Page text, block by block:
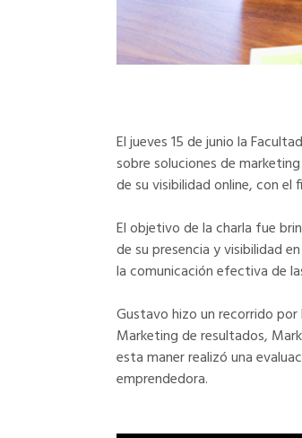
El jueves 15 de junio la
sobre soluciones de
de su visibilidad online, con
El objetivo de la charla fue
de su presencia y visibilidad
la comunicación efectiva de
Gustavo hizo un recorrido
Marketing de resultados,
esta maner realizó una
emprendedora.